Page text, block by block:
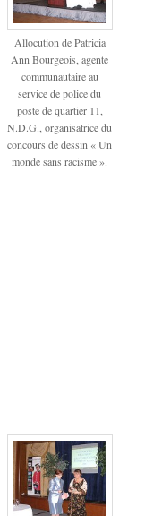
Allocution de Patricia
Ann Bourgeois, agente
communautaire au
service de police du
poste de quartier 11,
N.D.G., organisatrice du
concours de dessin « Un
monde sans racisme ».